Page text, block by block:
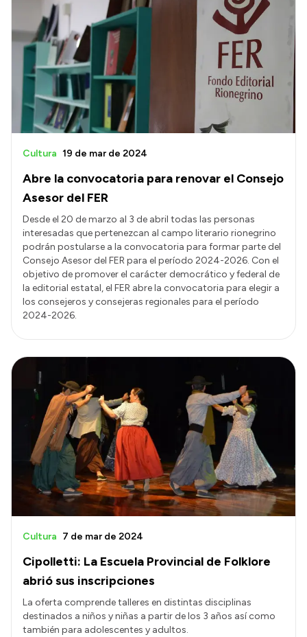
Abre la convocatoria para renovar el Consejo
Asesor del FER
Cultura 19 de mar de 2024
Desde el 20 de marzo al 3 de abril todas las personas
interesadas que pertenezcan al campo literario rionegrino
podrán postularse a la convocatoria para formar parte del
Consejo Asesor del FER para el período 2024-2026. Con el
objetivo de promover el carácter democrático y federal de
la editorial estatal, el FER abre la convocatoria para elegir a
los consejeros y consejeras regionales para el período
2024-2026.
Cipolletti: La Escuela Provincial de Folklore
abrió sus inscripciones
Cultura 7 de mar de 2024
La oferta comprende talleres en distintas disciplinas
destinados a niños y niñas a partir de los 3 años así como
también para adolescentes y adultos.